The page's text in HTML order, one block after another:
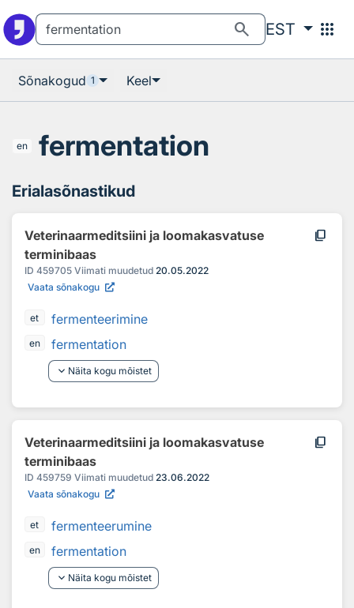
search EST apps
Sõnakogud 1 Keel
en fermentation
Erialasõnastikud
Veterinaarmeditsiini ja loomakasvatuse
terminibaas
content_copy
ID 459705 Viimati muudetud 20.05.2022
Vaata sõnakogu
et fermenteerimine
en
fermentation
keyboard_arrow_down Näita kogu mõistet
Veterinaarmeditsiini ja loomakasvatuse
terminibaas
content_copy
ID 459759 Viimati muudetud 23.06.2022
Vaata sõnakogu
et fermenteerumine
en
fermentation
keyboard_arrow_down Näita kogu mõistet